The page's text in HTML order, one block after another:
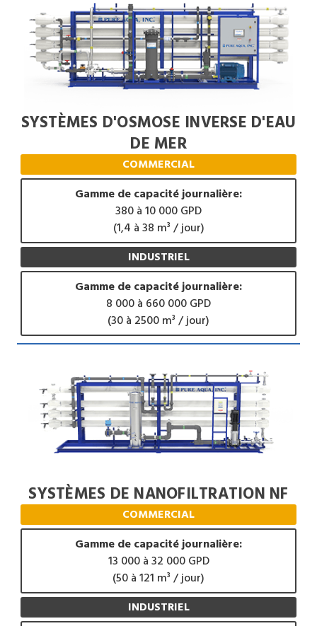
SYSTÈMES D'OSMOSE INVERSE D'EAU
DE MER
COMMERCIAL
Gamme de capacité journalière:
380 à 10 000 GPD
(1,4 à 38 m³ / jour)
INDUSTRIEL
Gamme de capacité journalière:
8 000 à 660 000 GPD
(30 à 2500 m³ / jour)
SYSTÈMES DE NANOFILTRATION NF
COMMERCIAL
Gamme de capacité journalière:
13 000 à 32 000 GPD
(50 à 121 m³ / jour)
INDUSTRIEL